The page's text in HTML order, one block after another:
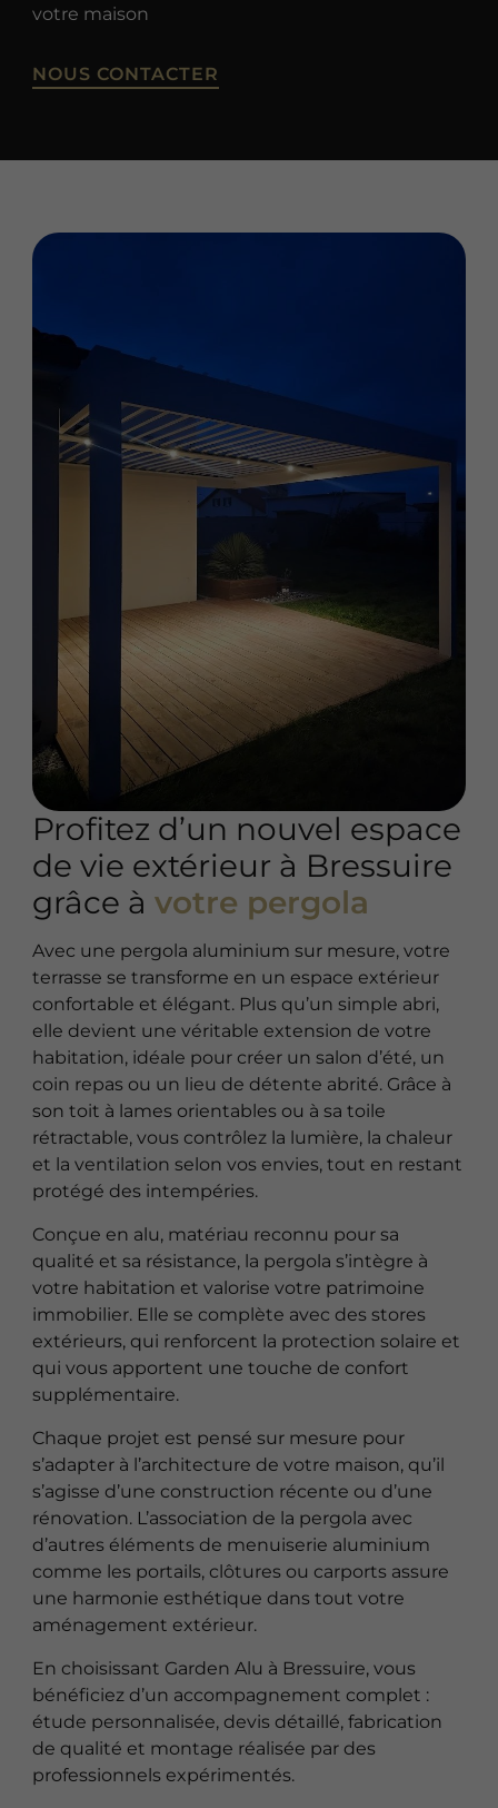
votre maison
NOUS CONTACTER
Profitez d’un nouvel espace
de vie extérieur à Bressuire
grâce àvotre pergola
Avec une pergola aluminium sur mesure, votre
terrasse se transforme en un espace extérieur
confortable et élégant. Plus qu’un simple abri,
elle devient une véritable extension de votre
habitation, idéale pour créer un salon d’été, un
coin repas ou un lieu de détente abrité. Grâce à
son toit à lames orientables ou à sa toile
rétractable, vous contrôlez la lumière, la chaleur
et la ventilation selon vos envies, tout en restant
protégé des intempéries.
Conçue en alu, matériau reconnu pour sa
qualité et sa résistance, la pergola s’intègre à
votre habitation et valorise votre patrimoine
immobilier. Elle se complète avec des stores
extérieurs, qui renforcent la protection solaire et
qui vous apportent une touche de confort
supplémentaire.
Chaque projet est pensé sur mesure pour
s’adapter à l’architecture de votre maison, qu’il
s’agisse d’une construction récente ou d’une
rénovation. L’association de la pergola avec
d’autres éléments de menuiserie aluminium
comme les portails, clôtures ou carports assure
une harmonie esthétique dans tout votre
aménagement extérieur.
En choisissant Garden Alu à Bressuire, vous
bénéficiez d’un accompagnement complet :
étude personnalisée, devis détaillé, fabrication
de qualité et montage réalisée par des
professionnels expérimentés.